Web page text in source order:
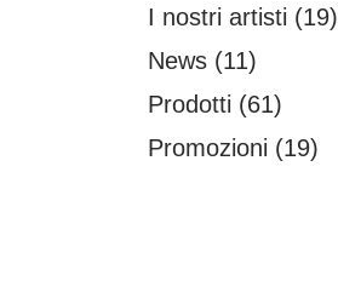
I nostri artisti (19)
News (11)
Prodotti (61)
Promozioni (19)